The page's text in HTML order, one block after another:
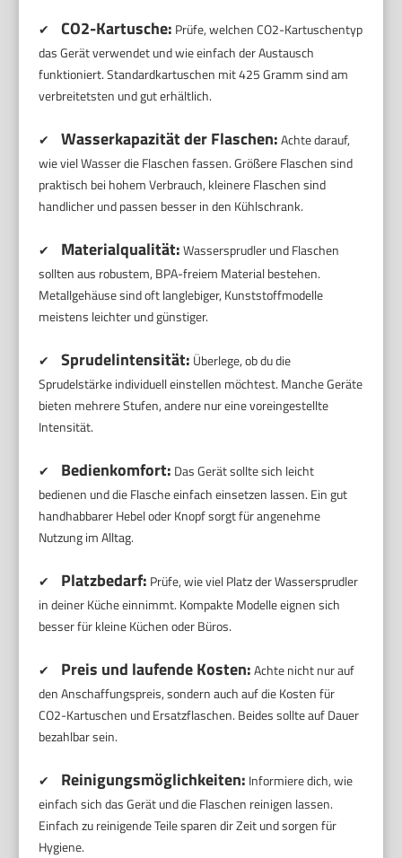
✔ CO2-Kartusche: Prüfe, welchen CO2-Kartuschentyp
das Gerät verwendet und wie einfach der Austausch
funktioniert. Standardkartuschen mit 425 Gramm sind am
verbreitetsten und gut erhältlich.
✔ Wasserkapazität der Flaschen:Achte darauf,
wie viel Wasser die Flaschen fassen. Größere Flaschen sind
praktisch bei hohem Verbrauch, kleinere Flaschen sind
handlicher und passen besser in den Kühlschrank.
✔ Materialqualität:Wassersprudler und Flaschen
sollten aus robustem, BPA-freiem Material bestehen.
Metallgehäuse sind oft langlebiger, Kunststoffmodelle
meistens leichter und günstiger.
✔ Sprudelintensität: Überlege, ob du die
Sprudelstärke individuell einstellen möchtest. Manche Geräte
bieten mehrere Stufen, andere nur eine voreingestellte
Intensität.
✔ Bedienkomfort: Das Gerät sollte sich leicht
bedienen und die Flasche einfach einsetzen lassen. Ein gut
handhabbarer Hebel oder Knopf sorgt für angenehme
Nutzung im Alltag.
✔ Platzbedarf: Prüfe, wie viel Platz der Wassersprudler
in deiner Küche einnimmt. Kompakte Modelle eignen sich
besser für kleine Küchen oder Büros.
✔ Preis und laufende Kosten:Achte nicht nur auf
den Anschaffungspreis, sondern auch auf die Kosten für
CO2-Kartuschen und Ersatzflaschen. Beides sollte auf Dauer
bezahlbar sein.
✔ Reinigungsmöglichkeiten: Informiere dich, wie
einfach sich das Gerät und die Flaschen reinigen lassen.
Einfach zu reinigende Teile sparen dir Zeit und sorgen für
Hygiene.